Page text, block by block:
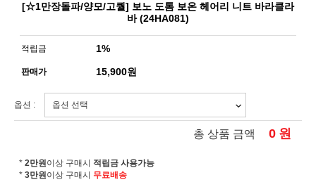
[☆1만장돌파/양모/고퀄] 보노 도톰 보온 헤어리 니트 바라클라
바 (24HA081)
적립금 1%
판매가 15,900원
옵션 :
총 상품 금액 0 원
* 2만원이상 구매시 적립금 사용가능
* 3만원이상 구매시 무료배송